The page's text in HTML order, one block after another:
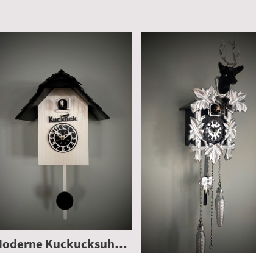
CV360-40QEN
Moderne Kuckucksuhr Weiß HE3301CV